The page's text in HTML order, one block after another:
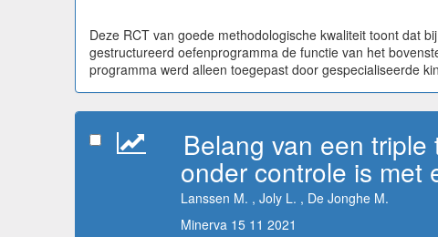
Deze RCT van goede methodologische kwaliteit toont dat
gestructureerd oefenprogramma de functie van het
programma werd alleen toegepast door gespecialiseerde
Belang van een
onder controle is met
Lanssen M. , Joly L. , De Jonghe M.
Minerva 15 11 2021